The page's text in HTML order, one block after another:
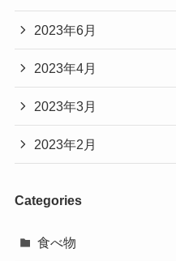
2023年6月
2023年4月
2023年3月
2023年2月
Categories
食べ物